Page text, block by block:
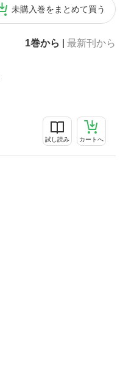
未購入巻をまとめて買う
1巻から 最新刊から
試し読み カートへ